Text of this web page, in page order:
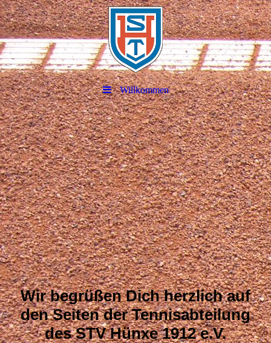
Willkommen
Wir begrüßen Dich herzlich auf
den Seiten der Tennisabteilung
des STV Hünxe 1912 e.V.